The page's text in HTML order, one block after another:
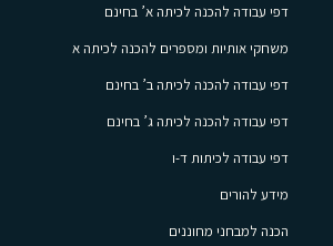
דפי עבודה להכנה לכיתה א’ בחינם
משחקי אותיות ומספרים להכנה לכיתה א
דפי עבודה להכנה לכיתה ב’ בחינם
דפי עבודה להכנה לכיתה ג’ בחינם
דפי עבודה לכיתות ד-ו
מידע להורים
הכנה למבחני מחוננים